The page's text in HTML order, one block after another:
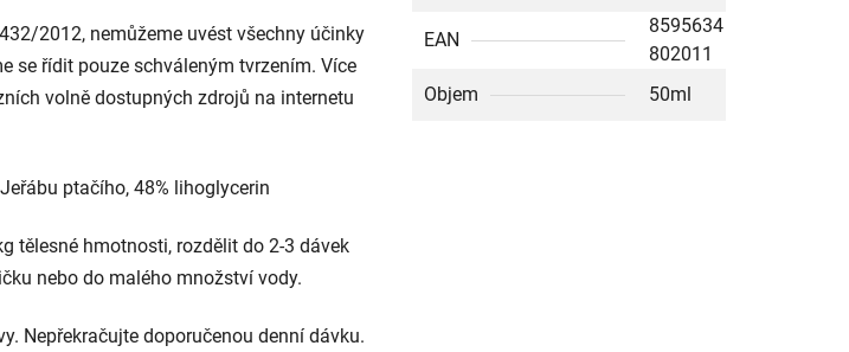
2012, nemůžeme uvést všechny účinky
se řídit pouze schváleným tvrzením. Více
volně dostupných zdrojů na internetu
ptačího, 48% lihoglycerin
tělesné hmotnosti, rozdělit do 2-3 dávek
nebo do malého množství vody.
Nepřekračujte doporučenou denní dávku.
EAN
8595634
802011
Objem
50ml